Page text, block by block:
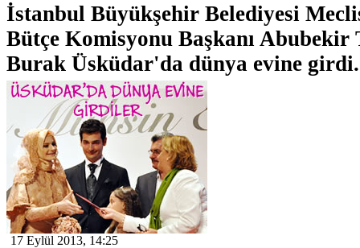
İstanbul Büyükşehir Belediyesi
Bütçe Komisyonu Başkanı
Burak Üsküdar'da dünya evine girdi.
17 Eylül 2013, 14:25